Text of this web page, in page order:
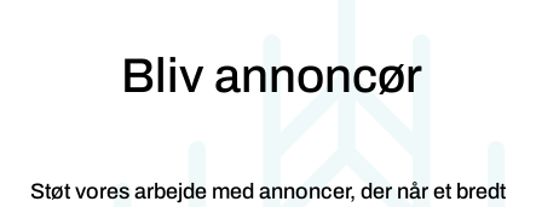
Bliv annoncør
Støt vores arbejde med annoncer, der når et bredt